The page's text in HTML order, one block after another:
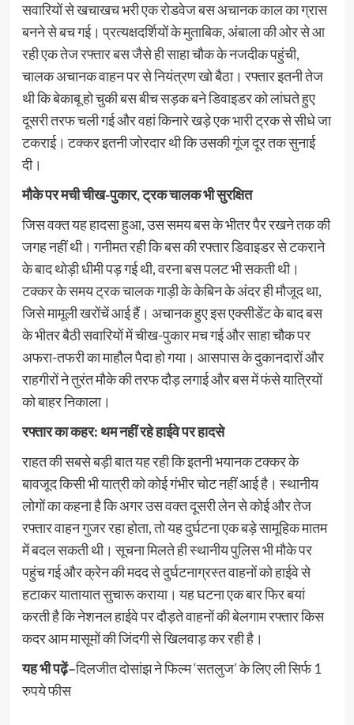
सवारियों से खचाखच भरी एक रोडवेज बस अचानक काल का ग्रास
बनने से बच गई। प्रत्यक्षदर्शियों के मुताबिक, अंबाला की ओर से आ
रही एक तेज रफ्तार बस जैसे ही साहा चौक के नजदीक पहुंची,
चालक अचानक वाहन पर से नियंत्रण खो बैठा। रफ्तार इतनी तेज
थी कि बेकाबू हो चुकी बस बीच सड़क बने डिवाइडर को लांघते हुए
दूसरी तरफ चली गई और वहां किनारे खड़े एक भारी ट्रक से सीधे जा
टकराई। टक्कर इतनी जोरदार थी कि उसकी गूंज दूर तक सुनाई
दी।
मौके पर मची चीख-पुकार, ट्रक चालक भी सुरक्षित
जिस वक्त यह हादसा हुआ, उस समय बस के भीतर पैर रखने तक की
जगह नहीं थी। गनीमत रही कि बस की रफ्तार डिवाइडर से टकराने
के बाद थोड़ी धीमी पड़ गई थी, वरना बस पलट भी सकती थी।
टक्कर के समय ट्रक चालक गाड़ी के केबिन के अंदर ही मौजूद था,
जिसे मामूली खरोंचें आई हैं। अचानक हुए इस एक्सीडेंट के बाद बस
के भीतर बैठी सवारियों में चीख-पुकार मच गई और साहा चौक पर
अफरा-तफरी का माहौल पैदा हो गया। आसपास के दुकानदारों और
राहगीरों ने तुरंत मौके की तरफ दौड़ लगाई और बस में फंसे यात्रियों
को बाहर निकाला।
रफ्तार का कहर: थम नहीं रहे हाईवे पर हादसे
राहत की सबसे बड़ी बात यह रही कि इतनी भयानक टक्कर के
बावजूद किसी भी यात्री को कोई गंभीर चोट नहीं आई है। स्थानीय
लोगों का कहना है कि अगर उस वक्त दूसरी लेन से कोई और तेज
रफ्तार वाहन गुजर रहा होता, तो यह दुर्घटना एक बड़े सामूहिक मातम
में बदल सकती थी। सूचना मिलते ही स्थानीय पुलिस भी मौके पर
पहुंच गई और क्रेन की मदद से दुर्घटनाग्रस्त वाहनों को हाईवे से
हटाकर यातायात सुचारू कराया। यह घटना एक बार फिर बयां
करती है कि नेशनल हाईवे पर दौड़ते वाहनों की बेलगाम रफ्तार किस
कदर आम मासूमों की जिंदगी से खिलवाड़ कर रही है।
यह भी पढ़ें–दिलजीत दोसांझ ने फिल्म ‘सतलुज’ के लिए ली सिर्फ 1
रुपये फीस